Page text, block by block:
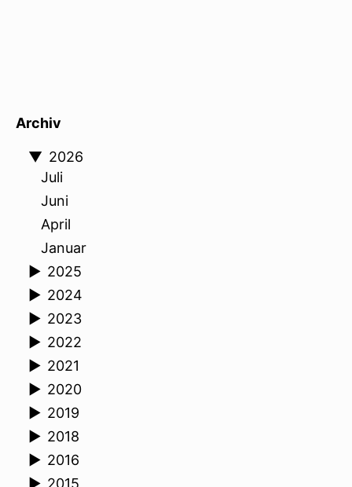
Archiv
▼ 2026
Juli
Juni
April
Januar
► 2025
► 2024
► 2023
► 2022
► 2021
► 2020
► 2019
► 2018
► 2016
► 2015